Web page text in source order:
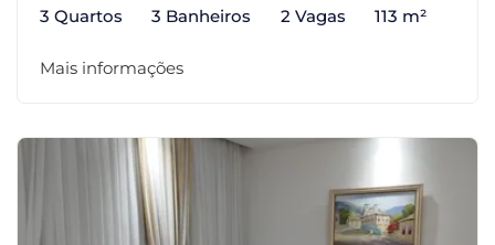
3 Quartos 3 Banheiros 2 Vagas 113 m²
Mais informações